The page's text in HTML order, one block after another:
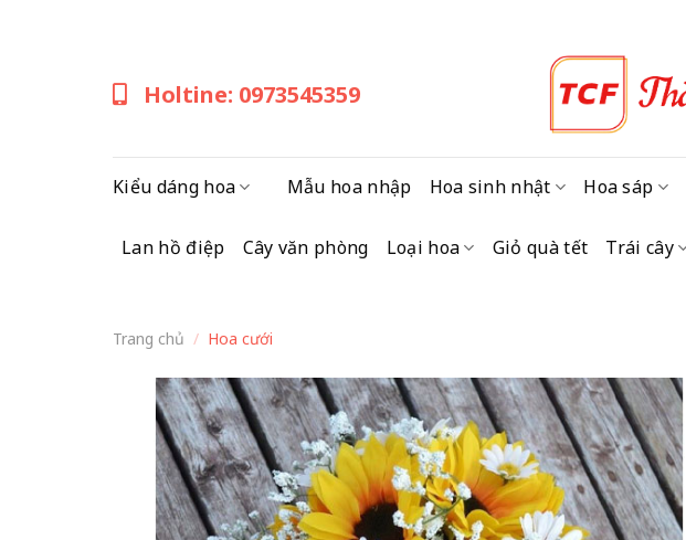
Holtine: 0973545359
Kiểu dáng hoa Mẫu hoa nhập Hoa sinh nhật Hoa sáp
Lan hồ điệp Cây văn phòng Loại hoa Giỏ quà tết Trái cây
Trang chủ / Hoa cưới